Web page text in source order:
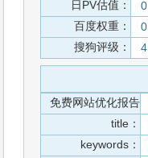
日PV估值：
0
百度权重：
0
搜狗评级：
4
免费网站优化报告
title：
keywords：